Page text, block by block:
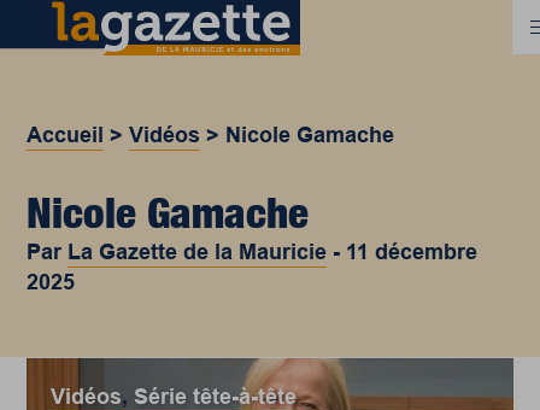
Accueil >Vidéos > Nicole Gamache
Nicole Gamache
Par La Gazette de la Mauricie - 11 décembre
2025
Vidéos,Série tête-à-tête